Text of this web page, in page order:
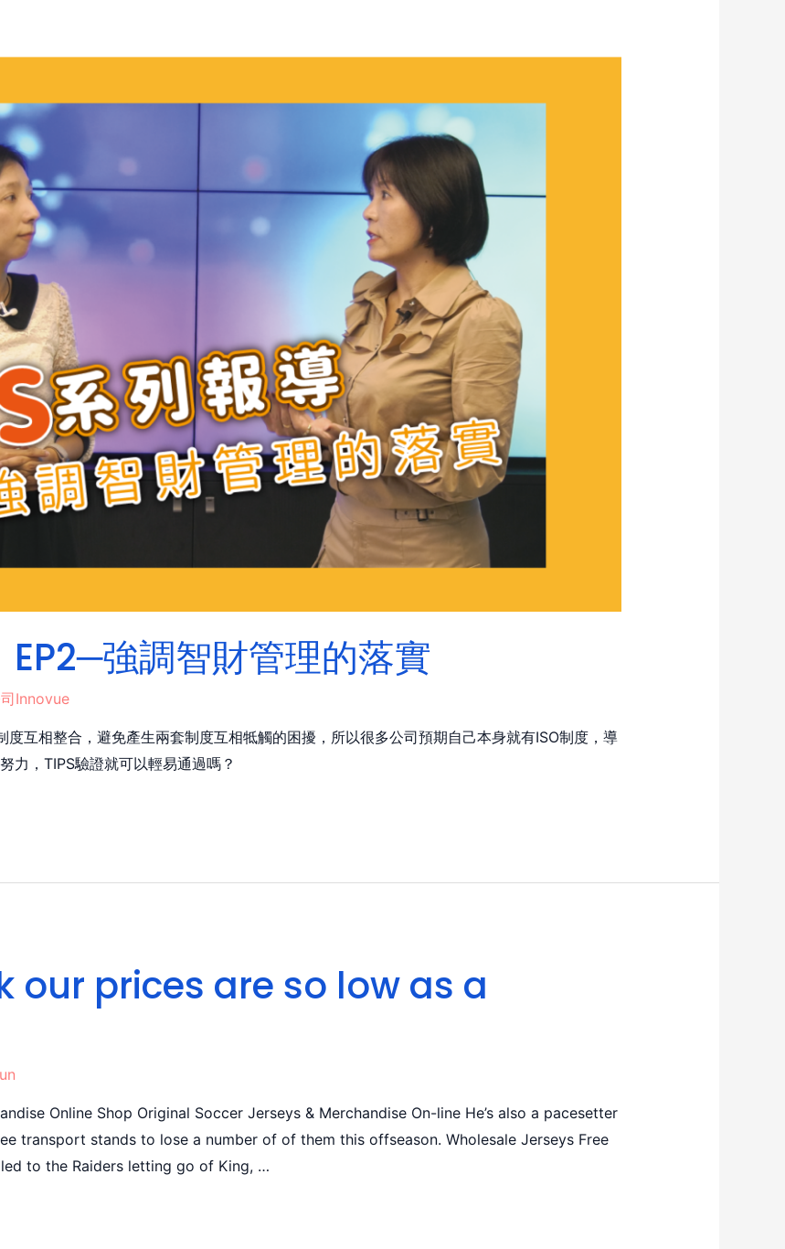
EP2─強調智財管理的落實
Innovue
度互相整合，避免產生兩套制度互相牴觸的困擾，所以很多公司預期自己本身就有ISO制度，導
力，TIPS驗證就可以輕易通過嗎？
our prices are so low as a
Online Shop Original Soccer Jerseys & Merchandise On-line He’s also a pacesetter
transport stands to lose a number of of them this offseason. Wholesale Jerseys Free
to the Raiders letting go of King, …